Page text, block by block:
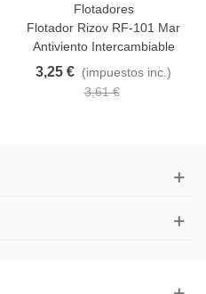
Flotadores
Flotador Rizov RF-101 Mar
Antiviento Intercambiable
3,25 € (impuestos inc.)
3,61 €